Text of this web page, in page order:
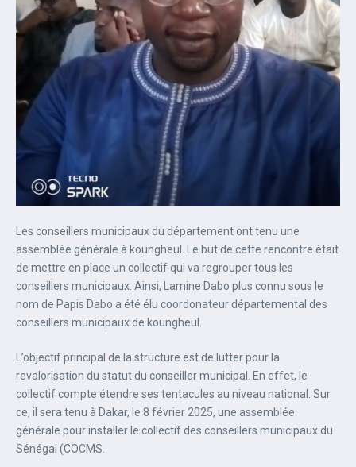
Les conseillers municipaux du département ont tenu une
assemblée générale à koungheul. Le but de cette rencontre était
de mettre en place un collectif qui va regrouper tous les
conseillers municipaux. Ainsi, Lamine Dabo plus connu sous le
nom de Papis Dabo a été élu coordonateur départemental des
conseillers municipaux de koungheul.
L’objectif principal de la structure est de lutter pour la
revalorisation du statut du conseiller municipal. En effet, le
collectif compte étendre ses tentacules au niveau national. Sur
ce, il sera tenu à Dakar, le 8 février 2025, une assemblée
générale pour installer le collectif des conseillers municipaux du
Sénégal (COCMS.